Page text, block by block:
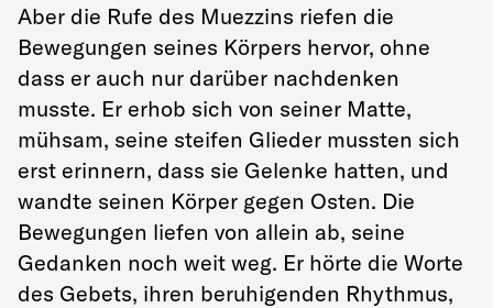
Aber die Rufe des Muezzins riefen die
Bewegungen seines Körpers hervor, ohne
dass er auch nur darüber nachdenken
musste. Er erhob sich von seiner Matte,
mühsam, seine steifen Glieder mussten sich
erst erinnern, dass sie Gelenke hatten, und
wandte seinen Körper gegen Osten. Die
Bewegungen liefen von allein ab, seine
Gedanken noch weit weg. Er hörte die Worte
des Gebets, ihren beruhigenden Rhythmus,